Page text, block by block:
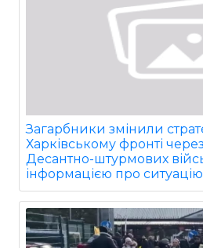
Загарбники змінили
Харківському фронті
Десантно-штурмових
інформацією про ситуацію